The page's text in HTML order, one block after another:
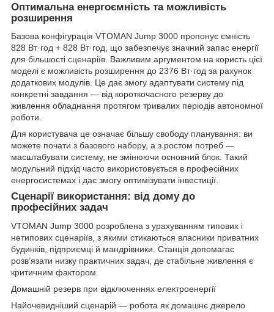
Оптимальна енергоємність та можливість
розширення
Базова конфігурація VTOMAN Jump 3000 пропонує ємність
828 Вт·год + 828 Вт·год, що забезпечує значний запас енергії
для більшості сценаріїв. Важливим аргументом на користь цієї
моделі є можливість розширення до 2376 Вт·год за рахунок
додаткових модулів. Це дає змогу адаптувати систему під
конкретні завдання — від короткочасного резерву до
живлення обладнання протягом тривалих періодів автономної
роботи.
Для користувача це означає більшу свободу планування: ви
можете почати з базового набору, а з ростом потреб —
масштабувати систему, не змінюючи основний блок. Такий
модульний підхід часто використовується в професійних
енергосистемах і дає змогу оптимізувати інвестиції.
Сценарії використання: від дому до
професійних задач
VTOMAN Jump 3000 розроблена з урахуванням типових і
нетипових сценаріїв, з якими стикаються власники приватних
будинків, підприємці й мандрівники. Станція допомагає
розв’язати низку практичних задач, де стабільне живлення є
критичним фактором.
Домашній резерв при відключеннях електроенергії
Найочевидніший сценарій — робота як домашнє джерело